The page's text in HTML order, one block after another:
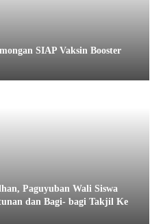
SIAP Vaksin Booster
Paguyuban Wali Siswa
dan Bagi- bagi Takjil Ke